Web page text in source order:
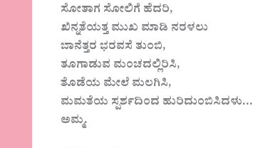
ಸೋತಾಗ ಸೋಲಿಗೆ ಹೆದರಿ,
ಖಿನ್ನತೆಯತ್ತ ಮುಖ ಮಾಡಿ ನರಳಲು
ಬಾನೆತ್ತರ ಭರವಸೆ ತುಂಬಿ,
ತೂಗಾಡುವ ಮಂಚದಲ್ಲಿರಿಸಿ,
ತೊಡೆಯ ಮೇಲೆ ಮಲಗಿಸಿ,
ಮಮತೆಯ ಸ್ಪರ್ಶದಿಂದ ಹುರಿದುಂಬಿಸಿದಳು…
ಅಮ್ಮ.